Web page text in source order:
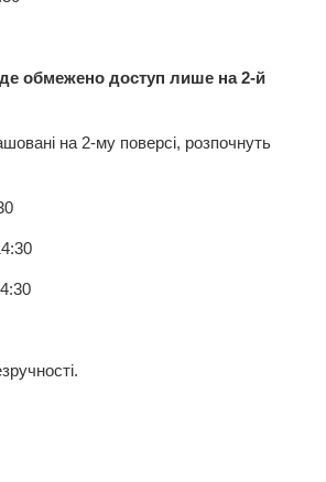
обмежено доступ лише на 2-й
на 2-му поверсі, розпочнуть